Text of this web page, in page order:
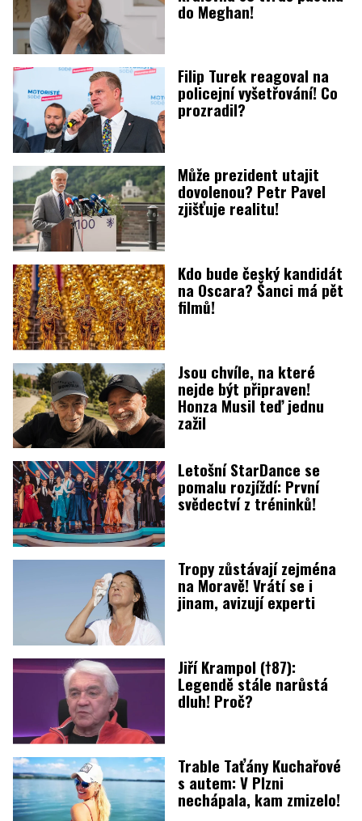
do Meghan!
Filip Turek reagoval na
policejní vyšetřování! Co
prozradil?
Může prezident utajit
dovolenou? Petr Pavel
zjišťuje realitu!
Kdo bude český kandidát
na Oscara? Šanci má pět
filmů!
Jsou chvíle, na které
nejde být připraven!
Honza Musil teď jednu
zažil
Letošní StarDance se
pomalu rozjíždí: První
svědectví z tréninků!
Tropy zůstávají zejména
na Moravě! Vrátí se i
jinam, avizují experti
Jiří Krampol (†87):
Legendě stále narůstá
dluh! Proč?
Trable Taťány Kuchařové
s autem: V Plzni
nechápala, kam zmizelo!